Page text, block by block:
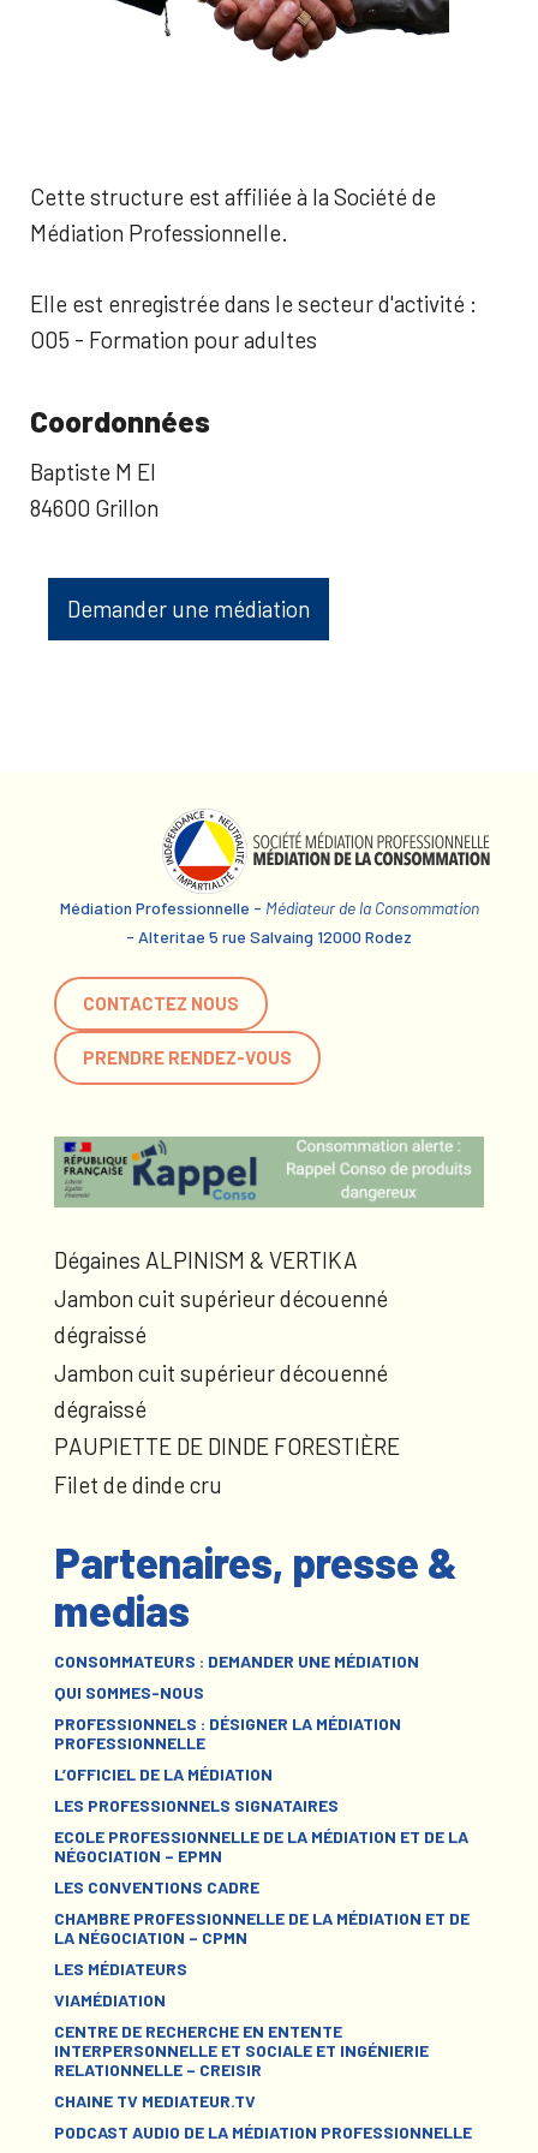
Cette structure est affiliée à la Société de
Médiation Professionnelle.
Elle est enregistrée dans le secteur d'activité :
O05 - Formation pour adultes
Coordonnées
Baptiste M EI
84600 Grillon
Demander une médiation
Médiation Professionnelle - Médiateur de la Consommation
- Alteritae 5 rue Salvaing 12000 Rodez
CONTACTEZ NOUS
PRENDRE RENDEZ-VOUS
Dégaines ALPINISM & VERTIKA
Jambon cuit supérieur découenné
dégraissé
Jambon cuit supérieur découenné
dégraissé
PAUPIETTE DE DINDE FORESTIÈRE
Filet de dinde cru
Partenaires, presse &
medias
CONSOMMATEURS : DEMANDER UNE MÉDIATION
QUI SOMMES-NOUS
PROFESSIONNELS : DÉSIGNER LA MÉDIATION
PROFESSIONNELLE
L’OFFICIEL DE LA MÉDIATION
LES PROFESSIONNELS SIGNATAIRES
ECOLE PROFESSIONNELLE DE LA MÉDIATION ET DE LA
NÉGOCIATION – EPMN
LES CONVENTIONS CADRE
CHAMBRE PROFESSIONNELLE DE LA MÉDIATION ET DE
LA NÉGOCIATION – CPMN
LES MÉDIATEURS
VIAMÉDIATION
CENTRE DE RECHERCHE EN ENTENTE
INTERPERSONNELLE ET SOCIALE ET INGÉNIERIE
RELATIONNELLE – CREISIR
CHAINE TV MEDIATEUR.TV
PODCAST AUDIO DE LA MÉDIATION PROFESSIONNELLE